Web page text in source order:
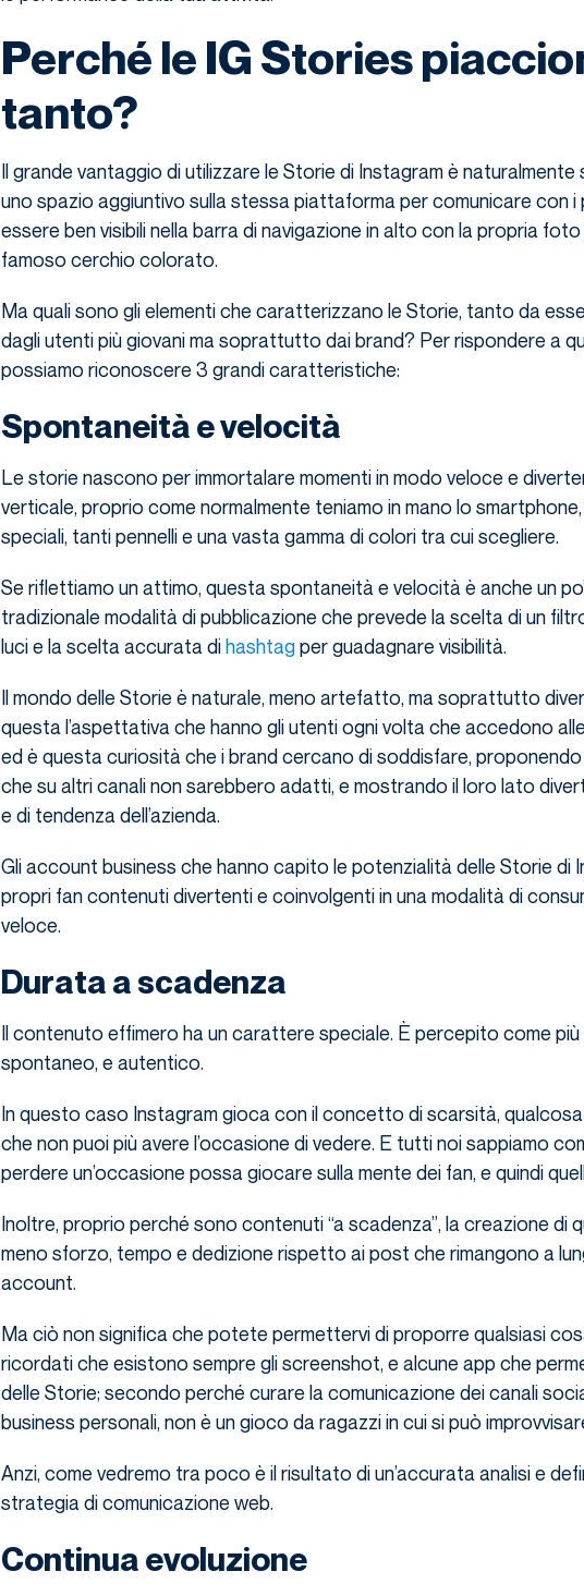
Perché le IG Stories
tanto?
Il grande vantaggio di utilizzare le Storie di Instagram è naturalmente
uno spazio aggiuntivo sulla stessa piattaforma per comunicare con i
essere ben visibili nella barra di navigazione in alto con la propria
famoso cerchio colorato.
Ma quali sono gli elementi che caratterizzano le Storie, tanto da
dagli utenti più giovani ma soprattutto dai brand? Per rispondere a
possiamo riconoscere 3 grandi caratteristiche:
Spontaneità e velocità
Le storie nascono per immortalare momenti in modo veloce e
verticale, proprio come normalmente teniamo in mano lo
speciali, tanti pennelli e una vasta gamma di colori tra cui scegliere.
Se riflettiamo un attimo, questa spontaneità e velocità è anche un
tradizionale modalità di pubblicazione che prevede la scelta di un
luci e la scelta accurata dihashtagper guadagnare visibilità.
Il mondo delle Storie è naturale, meno artefatto, ma soprattutto
questa l’aspettativa che hanno gli utenti ogni volta che accedono
ed è questa curiosità che i brand cercano di soddisfare,
che su altri canali non sarebbero adatti, e mostrando il loro lato
e di tendenza dell’azienda.
Gli account business che hanno capito le potenzialità delle Storie di
propri fan contenuti divertenti e coinvolgenti in una modalità di
veloce.
Durata a scadenza
Il contenuto effimero ha un carattere speciale. È percepito come più
spontaneo, e autentico.
In questo caso Instagram gioca con il concetto di scarsità,
che non puoi più avere l’occasione di vedere. E tutti noi sappiamo
perdere un’occasione possa giocare sulla mente dei fan, e quindi
Inoltre, proprio perché sono contenuti “a scadenza”, la creazione di
meno sforzo, tempo e dedizione rispetto ai post che rimangono a
account.
Ma ciò non significa che potete permettervi di proporre qualsiasi
ricordati che esistono sempre gli screenshot, e alcune app che
delle Storie; secondo perché curare la comunicazione dei canali
business personali, non è un gioco da ragazzi in cui si può
Anzi, come vedremo tra poco è il risultato di un’accurata analisi e
strategia di comunicazione web.
Continua evoluzione